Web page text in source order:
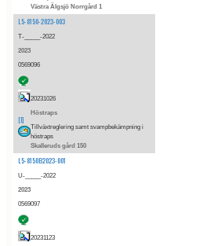
Västra Älgsjö Norrgård 1
L5-8150-2023-003
T-_____-2022
2023
0569096
[I]
20231026
Höstraps
Tillväxtreglering samt svampbekämpning i
höstraps
Skalleruds gård 150
L5-8150B2023-001
U-_____-2022
2023
0569097
20231123